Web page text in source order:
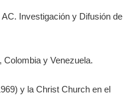
Investigación y Difusión de
y Venezuela.
y la Christ Church en el